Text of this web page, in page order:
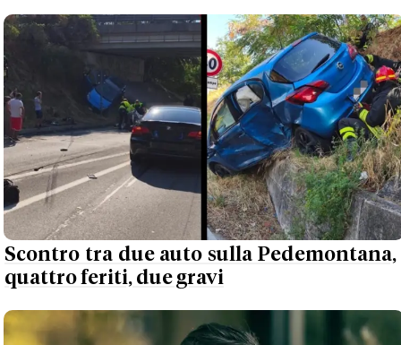
Scontro tra due auto sulla Pedemontana,
quattro feriti, due gravi